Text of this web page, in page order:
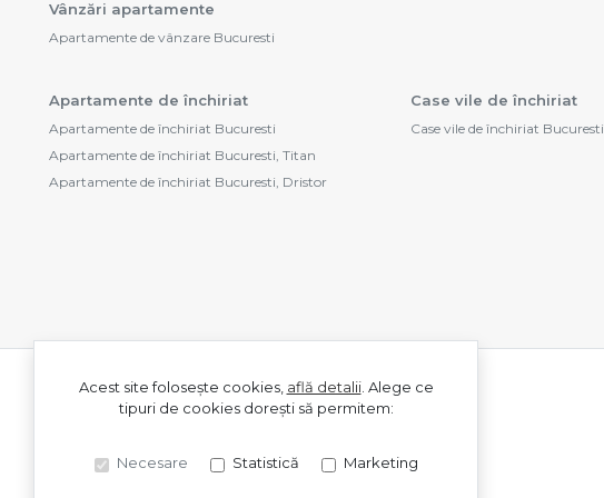
Vânzări apartamente
Apartamente de vânzare Bucuresti
Apartamente de închiriat
Apartamente de închiriat Bucuresti
Apartamente de închiriat Bucuresti, Titan
Apartamente de închiriat Bucuresti, Dristor
Case vile de închiriat
Case vile de închiriat Bucuresti
Acest site folosește cookies, află detalii. Alege ce
tipuri de cookies dorești să permitem:
Necesare Statistică Marketing